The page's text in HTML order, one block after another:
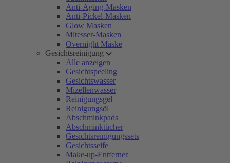
Anti-Aging-Masken
Anti-Pickel-Masken
Glow Masken
Mitesser-Masken
Overnight Maske
Gesichtsreinigung
Alle anzeigen
Gesichtspeeling
Gesichtswasser
Mizellenwasser
Reinigungsgel
Reinigungsöl
Abschminkpads
Abschminktücher
Gesichtsreinigungssets
Gesichtsseife
Make-up-Entferner